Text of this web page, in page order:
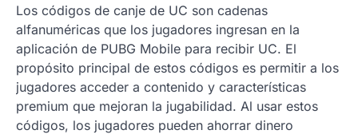
Los códigos de canje de UC son cadenas
alfanuméricas que los jugadores ingresan en la
aplicación de PUBG Mobile para recibir UC. El
propósito principal de estos códigos es permitir a los
jugadores acceder a contenido y características
premium que mejoran la jugabilidad. Al usar estos
códigos, los jugadores pueden ahorrar dinero